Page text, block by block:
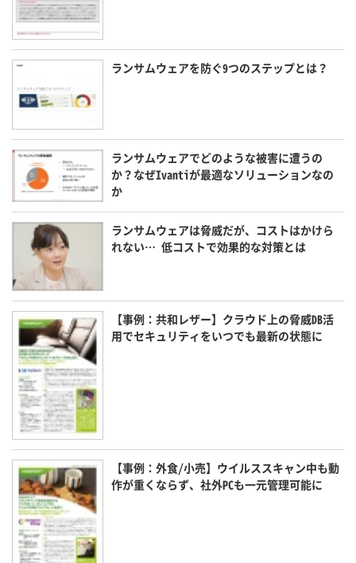
ランサムウェアを防ぐ9つのステップとは？
ランサムウェアでどのような被害に遭うの
か？なぜIvantiが最適なソリューションなの
か
ランサムウェアは脅威だが、コストはかけら
れない… 低コストで効果的な対策とは
【事例：共和レザー】クラウド上の脅威DB活
用でセキュリティをいつでも最新の状態に
【事例：外食/小売】ウイルススキャン中も動
作が重くならず、社外PCも一元管理可能に